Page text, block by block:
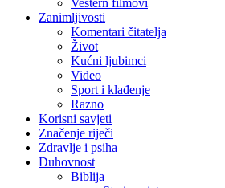
Vestern filmovi
Zanimljivosti
Komentari čitatelja
Život
Kućni ljubimci
Video
Sport i klađenje
Razno
Korisni savjeti
Značenje riječi
Zdravlje i psiha
Duhovnost
Biblija